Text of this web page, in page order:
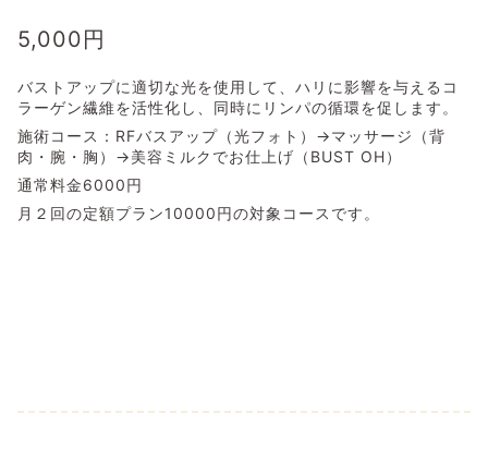
5,000円
バストアップに適切な光を使用して、ハリに影響を与えるコ
ラーゲン繊維を活性化し、同時にリンパの循環を促します。
施術コース：RFバスアップ（光フォト）→マッサージ（背
肉・腕・胸）→美容ミルクでお仕上げ（BUST OH）
通常料金6000円
月２回の定額プラン10000円の対象コースです。